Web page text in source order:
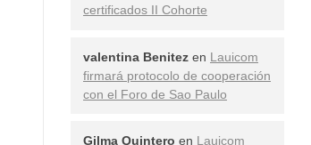
certificados II Cohorte
valentina Benitez en Lauicom
firmará protocolo de cooperación
con el Foro de Sao Paulo
Gilma Quintero en Lauicom